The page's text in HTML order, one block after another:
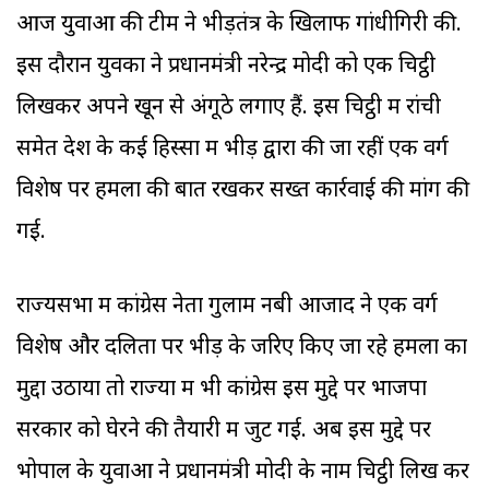
आज युवाओं की टीम ने भीड़तंत्र के खिलाफ गांधीगिरी की.
इस दौरान युवकों ने प्रधानमंत्री नरेन्द्र मोदी को एक चिट्ठी
लिखकर अपने खून से अंगूठे लगाए हैं. इस चिट्ठी में रांची
समेत देश के कई हिस्सों में भीड़ द्वारा की जा रहीं एक वर्ग
विशेष पर हमलों की बात रखकर सख्त कार्रवाई की मांग की
गई.
राज्यसभा में कांग्रेस नेता गुलाम नबी आजाद ने एक वर्ग
विशेष और दलितों पर भीड़ के जरिए किए जा रहे हमलों का
मुद्दा उठाया तो राज्यों में भी कांग्रेस इस मुद्दे पर भाजपा
सरकार को घेरने की तैयारी में जुट गई. अब इस मुद्दे पर
भोपाल के युवाओं ने प्रधानमंत्री मोदी के नाम चिट्ठी लिख कर